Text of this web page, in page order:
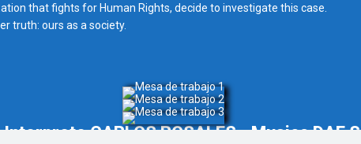
that fights for Human Rights, decide to investigate this case.
truth: ours as a society.
CARLOS ROSALES - Musica DAE